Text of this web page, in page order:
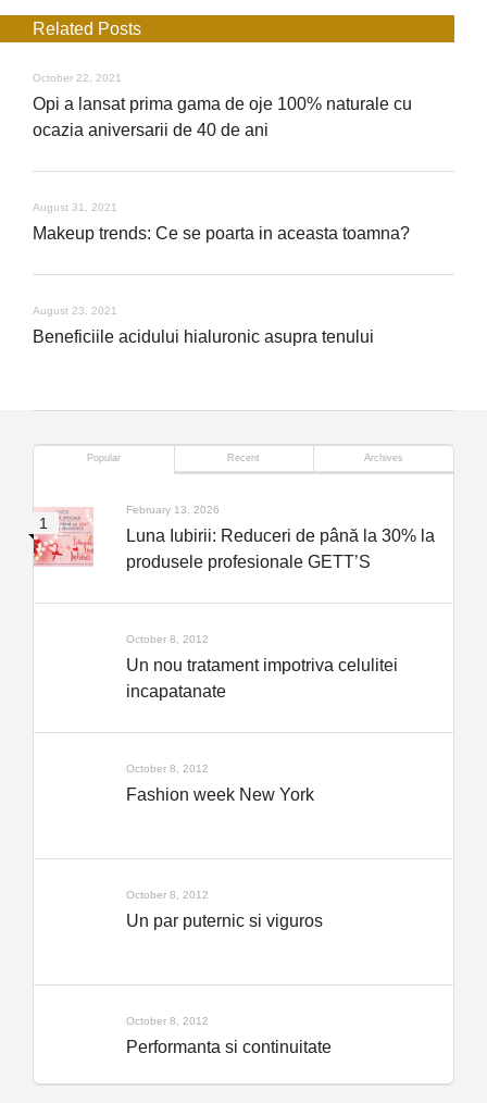
Related Posts
October 22, 2021
Opi a lansat prima gama de oje 100% naturale cu
ocazia aniversarii de 40 de ani
August 31, 2021
Makeup trends: Ce se poarta in aceasta toamna?
August 23, 2021
Beneficiile acidului hialuronic asupra tenului
Popular Recent Archives
February 13, 2026
Luna Iubirii: Reduceri de până la 30% la
produsele profesionale GETT’S
October 8, 2012
Un nou tratament impotriva celulitei
incapatanate
October 8, 2012
Fashion week New York
October 8, 2012
Un par puternic si viguros
October 8, 2012
Performanta si continuitate